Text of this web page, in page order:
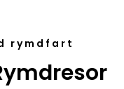
rymdfart